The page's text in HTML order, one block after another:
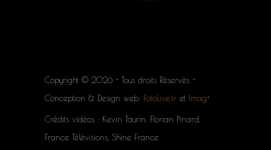
Copyright © 2026 - Tous droits Réservés -
Conception & Design web: FotoLive.fr et Imag+
Crédits vidéos : Kevin Taurin, Florian Pinard,
France Télévisions, Shine France